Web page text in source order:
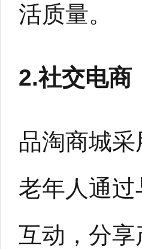
活质量。
2.社交电商
品淘商城
老年人通
互动，分